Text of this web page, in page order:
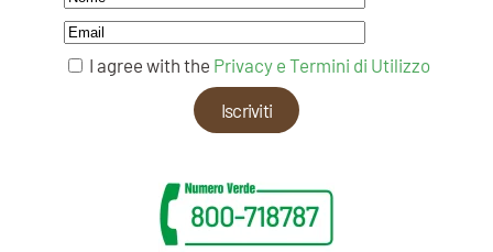
I agree with the Privacy e Termini di Utilizzo